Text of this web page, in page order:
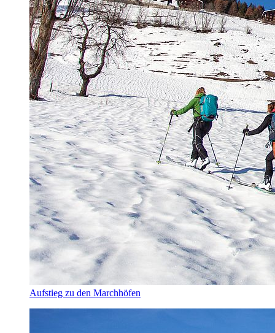
Aufstieg zu den Marchhöfen